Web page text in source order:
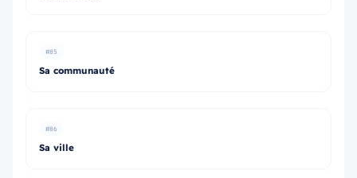
#85
Sa communauté
#86
Sa ville